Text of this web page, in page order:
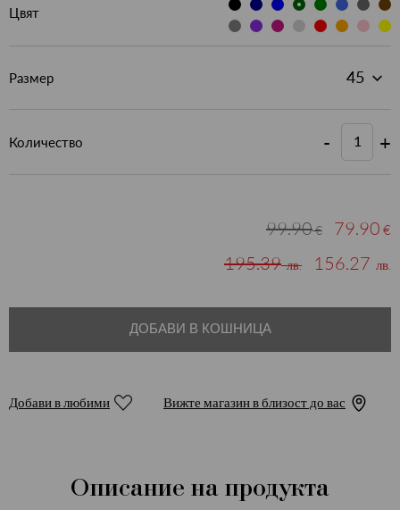
Цвят
Размер
Количество - +
99.90€ 79.90 €
195.39лв. 156.27 лв.
ДОБАВИ В КОШНИЦА
Добави в любими Вижте магазин в близост до вас
Описание на продукта